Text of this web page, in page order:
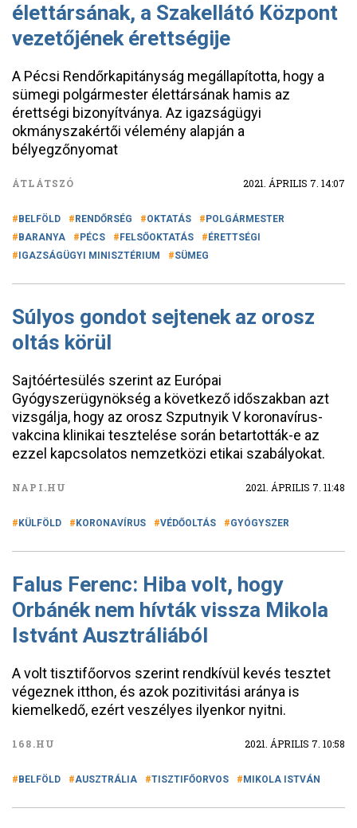
élettársának, a Szakellátó Központ
vezetőjének érettségije
A Pécsi Rendőrkapitányság megállapította, hogy a
sümegi polgármester élettársának hamis az
érettségi bizonyítványa. Az igazságügyi
okmányszakértői vélemény alapján a
bélyegzőnyomat
ÁTLÁTSZÓ 2021. ÁPRILIS 7. 14:07
BELFÖLD RENDŐRSÉG OKTATÁS
POLGÁRMESTER
BARANYA
PÉCS FELSŐOKTATÁS
ÉRETTSÉGI
IGAZSÁGÜGYI MINISZTÉRIUM
SÜMEG
Súlyos gondot sejtenek az orosz
oltás körül
Sajtóértesülés szerint az Európai
Gyógyszerügynökség a következő időszakban azt
vizsgálja, hogy az orosz Szputnyik V koronavírus-
vakcina klinikai tesztelése során betartották-e az
ezzel kapcsolatos nemzetközi etikai szabályokat.
NAPI.HU 2021. ÁPRILIS 7. 11:48
KÜLFÖLD KORONAVÍRUS VÉDŐOLTÁS GYÓGYSZER
Falus Ferenc: Hiba volt, hogy
Orbánék nem hívták vissza Mikola
Istvánt Ausztráliából
A volt tisztifőorvos szerint rendkívül kevés tesztet
végeznek itthon, és azok pozitivitási aránya is
kiemelkedő, ezért veszélyes ilyenkor nyitni.
168.HU 2021. ÁPRILIS 7. 10:58
BELFÖLD AUSZTRÁLIA TISZTIFŐORVOS MIKOLA ISTVÁN